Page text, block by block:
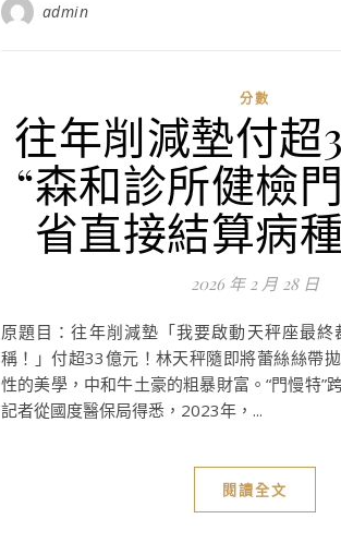
admin
分數
往年削減墊付超
“森和診所健檢
省直接結算病
2026 年 2 月 28 日
原題目：往年削減墊「我要啟動天秤座最
稱！」付超33億元！林天秤隨即將蕾絲絲帶
性的美學，中和牛土豪的粗暴財富。“門慢特”
記者從國度醫保局得悉，2023年，...
閱讀全文